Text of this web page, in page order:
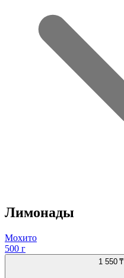
Лимонады
Мохито
500 г
1 550 ₸